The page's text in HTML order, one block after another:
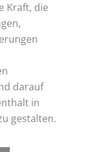
Kraft, die
darauf
in
gestalten.